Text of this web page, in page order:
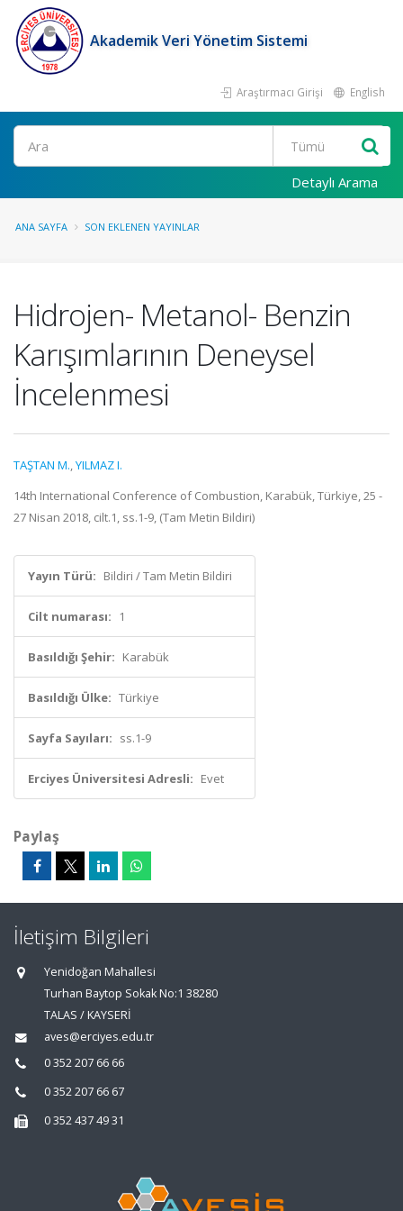
Akademik Veri Yönetim Sistemi
Araştırmacı Girişi English
Ara
Detaylı Arama
ANA SAYFA SON EKLENEN YAYINLAR
Hidrojen- Metanol- Benzin
Karışımlarının Deneysel
İncelenmesi
TAŞTAN M.,YILMAZ I.
14th International Conference of Combustion, Karabük, Türkiye, 25 -
27 Nisan 2018, cilt.1, ss.1-9, (Tam Metin Bildiri)
Yayın Türü: Bildiri / Tam Metin Bildiri
Cilt numarası: 1
Basıldığı Şehir: Karabük
Basıldığı Ülke: Türkiye
Sayfa Sayıları: ss.1-9
Erciyes Üniversitesi Adresli: Evet
Paylaş
İletişim Bilgileri
Yenidoğan Mahallesi
Turhan Baytop Sokak No:1 38280
TALAS / KAYSERİ
aves@erciyes.edu.tr
0 352 207 66 66
0 352 207 66 67
0 352 437 49 31